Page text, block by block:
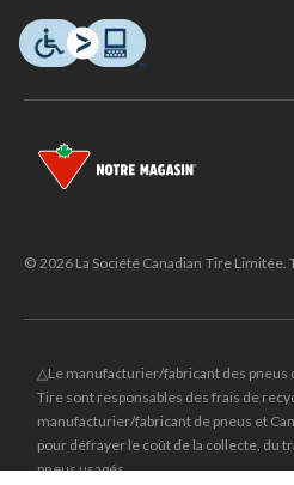
© 2026 La Société Canadian Tire Limitée.
△Le manufacturier/fabricant des pneus
Tire sont responsables des frais de
manufacturier/fabricant de pneus et
pour défrayer le coût de la collecte, du
pneus usagés.